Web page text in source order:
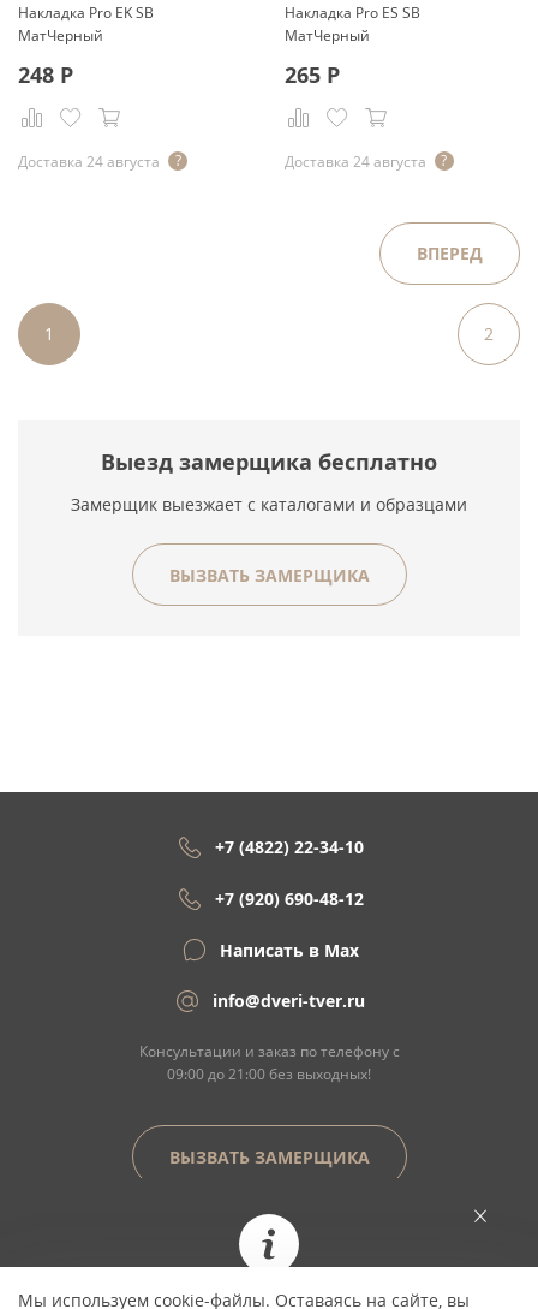
Накладка Pro EK SB
МатЧерный
248 Р
Доставка 24 августа
Накладка Pro ES SB
МатЧерный
265Р
Доставка 24 августа
1 2
ВПЕРЕД
Выезд замерщика бесплатно
Замерщик выезжает с каталогами и образцами
ВЫЗВАТЬ ЗАМЕРЩИКА
+7 (4822) 22-34-10
+7 (920) 690-48-12
Написать в Max
info@dveri-tver.ru
Консультации и заказ по телефону с
09:00 до 21:00 без выходных!
ВЫЗВАТЬ ЗАМЕРЩИКА
Сайт не является договором оферты
Мы используем cookie-файлы. Оставаясь на сайте, вы